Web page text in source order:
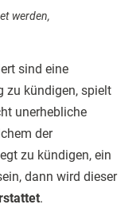
werden,
sind eine
zu kündigen, spielt
unerhebliche
der
zu kündigen, ein
dann wird dieser
.